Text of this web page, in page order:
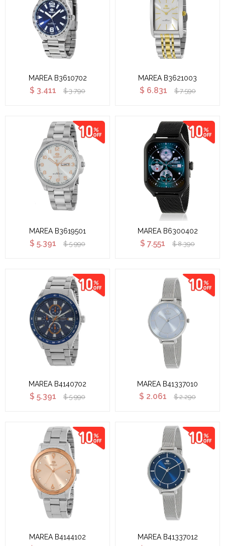
MAREA B3610702
$ 3.411 $ 3.790
MAREA B3621003
$ 6.831 $ 7.590
MAREA B3619501
$ 5.391 $ 5.990
MAREA B6300402
$ 7.551 $ 8.390
MAREA B4140702
$ 5.391 $ 5.990
MAREA B41337010
$ 2.061 $ 2.290
MAREA B4144102 MAREA B41337012